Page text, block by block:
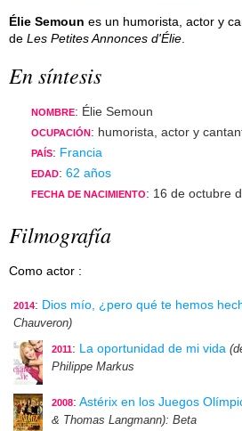
Élie Semoun es un humorista, actor y
de Les Petites Annonces d'Élie
En síntesis
NOMBRE: Élie Semoun
OCUPACIÓN : humorista, actor y
PAÍS: Francia
EDAD: 62 años
FECHA DE NACIMIENTO: 16 de octubre
Filmografía
Como actor :
2014: Dios mío, ¿pero qué te hemos
Chauveron)
2011: La oportunidad de mi vida
Philippe Markus
2008: Astérix en los Juegos
& Thomas Langmann): Beta